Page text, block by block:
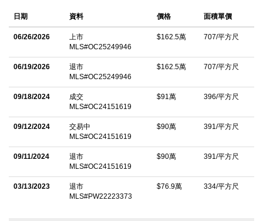
日期 資料 價格 面積單價
06/26/2026
上市
MLS#OC25249946
$162.5萬 707/平方尺
06/19/2026
退市
MLS#OC25249946
$162.5萬 707/平方尺
09/18/2024
成交
MLS#OC24151619
$91萬 396/平方尺
09/12/2024
交易中
MLS#OC24151619
$90萬 391/平方尺
09/11/2024
退市
MLS#OC24151619
$90萬 391/平方尺
03/13/2023
退市
MLS#PW22223373
$76.9萬 334/平方尺